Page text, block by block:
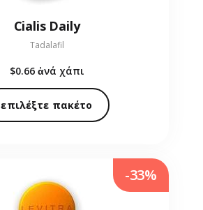
Cialis Daily
Tadalafil
$0.66 ἀνά χάπι
επιλέξτε πακέτο
-33%